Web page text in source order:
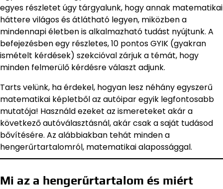
egyes részletet úgy tárgyalunk, hogy annak matematikai
háttere világos és átlátható legyen, miközben a
mindennapi életben is alkalmazható tudást nyújtunk. A
befejezésben egy részletes, 10 pontos GYIK (gyakran
ismételt kérdések) szekcióval zárjuk a témát, hogy
minden felmerülő kérdésre választ adjunk.
Tarts velünk, ha érdekel, hogyan lesz néhány egyszerű
matematikai képletből az autóipar egyik legfontosabb
mutatója! Használd ezeket az ismereteket akár a
következő autóválasztásnál, akár csak a saját tudásod
bővítésére. Az alábbiakban tehát minden a
hengerűrtartalomról, matematikai alapossággal.
Mi az a hengerűrtartalom és miért